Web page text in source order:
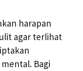
harapan
agar terlihat
Bagi